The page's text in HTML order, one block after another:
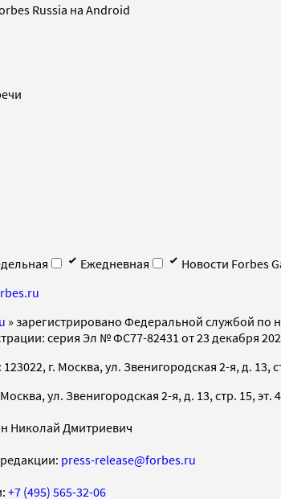
Russia на Android
Ежедневная
Новости Forbes
» зарегистрировано Федеральной службой по
серия Эл № ФС77-82431 от 23 декабря
г. Москва, ул. Звенигородская 2-я, д. 13,
ул. Звенигородская 2-я, д. 13, стр. 15, эт.
Николай Дмитриевич
press-release@forbes.ru
+7 (495) 565-32-06